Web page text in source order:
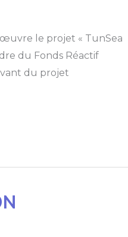
œuvre le projet « TunSea
du Fonds Réactif
du projet